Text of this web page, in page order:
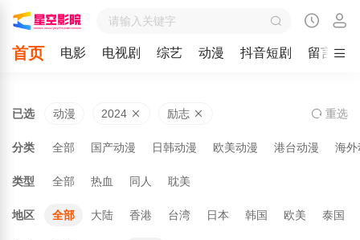
首页 电影 电视剧 综艺 动漫 抖音短剧 留言
已选 动漫 2024 励志 重选
分类 全部 国产动漫 日韩动漫 欧美动漫 港台动漫 海外
类型 全部 热血 同人 耽美
地区 全部 大陆 香港 台湾 日本 韩国 欧美 泰国